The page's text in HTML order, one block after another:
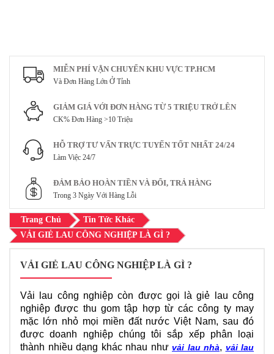
MIỄN PHÍ VẬN CHUYỂN KHU VỰC TP.HCM
Và Đơn Hàng Lớn Ở Tỉnh
GIẢM GIÁ VỚI ĐƠN HÀNG TỪ 5 TRIỆU TRỞ LÊN
CK% Đơn Hàng >10 Triệu
HỖ TRỢ TƯ VẤN TRỰC TUYẾN TỐT NHẤT 24/24
Làm Việc 24/7
ĐẢM BẢO HOÀN TIỀN VÀ ĐỔI, TRẢ HÀNG
Trong 3 Ngày Với Hàng Lỗi
Trang Chủ
Tin Tức Khác
VẢI GIẺ LAU CÔNG NGHIỆP LÀ GÌ ?
VẢI GIẺ LAU CÔNG NGHIỆP LÀ GÌ ?
Vải lau công nghiệp còn được gọi là giẻ lau công
nghiệp được thu gom tập hợp từ các công ty may
mặc lớn nhỏ mọi miền đất nước Việt Nam, sau đó
được doanh nghiệp chúng tôi sắp xếp phân loại
thành nhiều dạng khác nhau như vải lau nhà, vải lau